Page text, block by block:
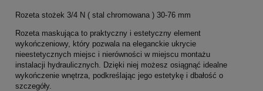
Rozeta stożek 3/4 N ( stal chromowana ) 30-76 mm
Rozeta maskująca to praktyczny i estetyczny element
wykończeniowy, który pozwala na eleganckie ukrycie
nieestetycznych miejsc i nierówności w miejscu montażu
instalacji hydraulicznych. Dzięki niej możesz osiągnąć idealne
wykończenie wnętrza, podkreślając jego estetykę i dbałość o
szczegóły.